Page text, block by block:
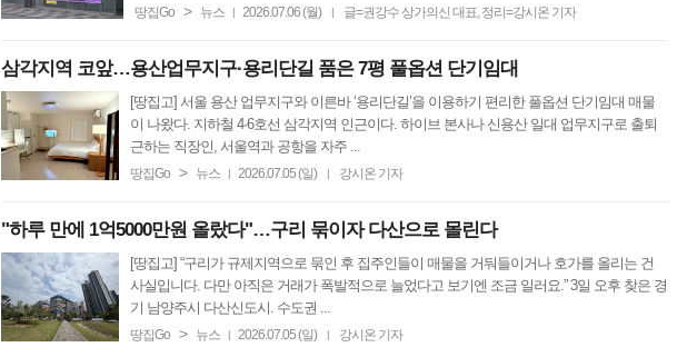
땅집Go > 뉴스 | 2026.07.06 (월) | 글=권강수 상가의신 대표, 정리=강시온 기자
삼각지역 코앞…용산업무지구·용리단길 품은 7평 풀옵션 단기임대
[땅집고] 서울 용산 업무지구와 이른바 ‘용리단길’을 이용하기 편리한 풀옵션 단기임대 매물
이 나왔다. 지하철 4·6호선 삼각지역 인근이다. 하이브 본사나 신용산 일대 업무지구로 출퇴
근하는 직장인, 서울역과 공항을 자주 ...
땅집Go > 뉴스 | 2026.07.05 (일) | 강시온 기자
"하루 만에 1억5000만원 올랐다"…구리 묶이자 다산으로 몰린다
[땅집고] “구리가 규제지역으로 묶인 후 집주인들이 매물을 거둬들이거나 호가를 올리는 건
사실입니다. 다만 아직은 거래가 폭발적으로 늘었다고 보기엔 조금 일러요.” 3일 오후 찾은 경
기 남양주시 다산신도시. 수도권 ...
땅집Go > 뉴스 | 2026.07.05 (일) | 강시온 기자